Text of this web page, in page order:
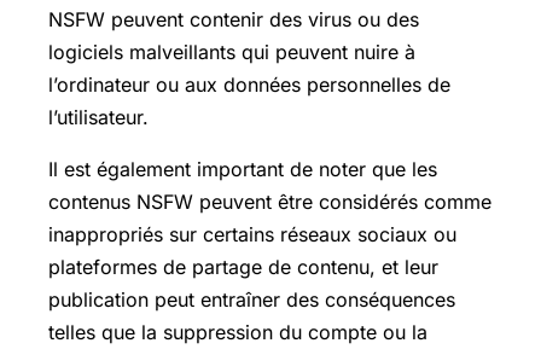
NSFW peuvent contenir des virus ou des
logiciels malveillants qui peuvent nuire à
l’ordinateur ou aux données personnelles de
l’utilisateur.
Il est également important de noter que les
contenus NSFW peuvent être considérés comme
inappropriés sur certains réseaux sociaux ou
plateformes de partage de contenu, et leur
publication peut entraîner des conséquences
telles que la suppression du compte ou la